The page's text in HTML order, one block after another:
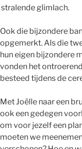
glimlach.
Ook die bijzondere
opgemerkt. Als die
hun eigen bijzondere
vonden het
besteed tijdens de
Met Joëlle naar een
ook een gedegen
om voor jezelf een
moeten we